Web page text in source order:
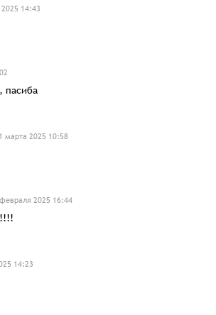
14:43
пасиба
марта 2025 10:58
2025 16:44
14:23